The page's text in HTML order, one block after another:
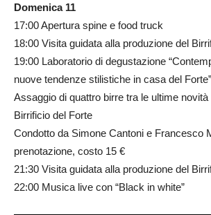
Domenica 11
17:00 Apertura spine e food truck
18:00 Visita guidata alla produzione del
19:00 Laboratorio di degustazione
nuove tendenze stilistiche in casa del Forte”
Assaggio di quattro birre tra le ultime novità
Birrificio del Forte
Condotto da Simone Cantoni e Francesco
prenotazione, costo 15 €
21:30 Visita guidata alla produzione del
22:00 Musica live con “Black in white”